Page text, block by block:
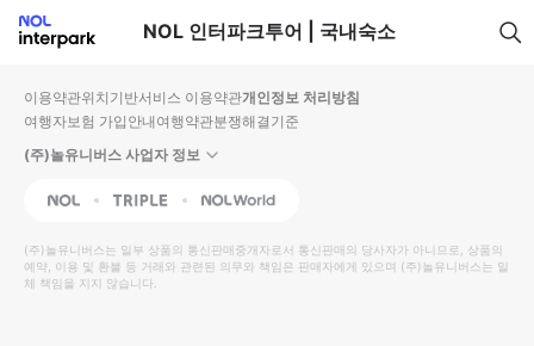
NOL 인터파크투어 | 국내숙소
이용약관위치기반서비스 이용약관개인정보 처리방침
여행자보험 가입안내여행약관분쟁해결기준
(주)놀유니버스 사업자 정보
NOL Triple Interpark Global
(주)놀유니버스는 일부 상품의 통신판매중개자로서 통신판매의 당사자가 아니므로, 상품의
예약, 이용 및 환불 등 거래와 관련된 의무와 책임은 판매자에게 있으며 (주)놀유니버스는 일
체 책임을 지지 않습니다.